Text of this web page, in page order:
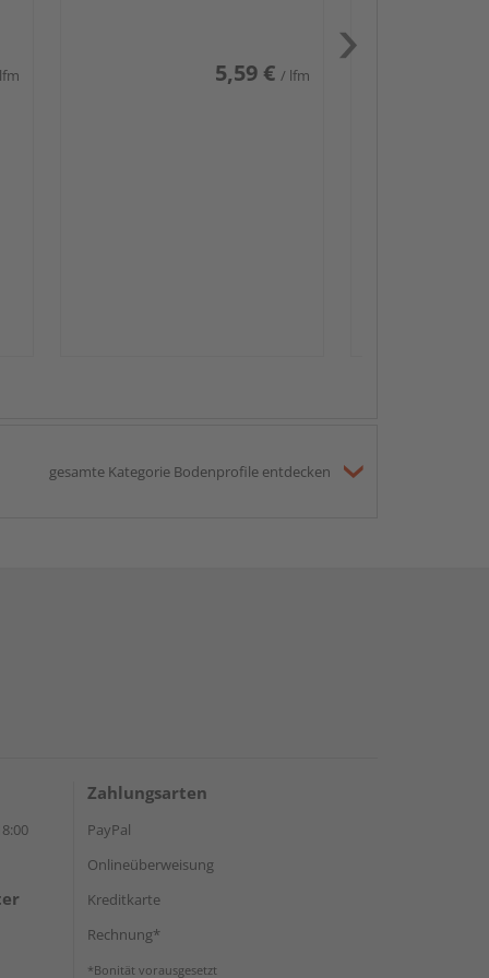
5,59 € / lfm
gesamte Kategorie Bodenprofile entdecken
Zahlungsarten
PayPal
Onlineüberweisung
Kreditkarte
Rechnung*
*Bonität vorausgesetzt